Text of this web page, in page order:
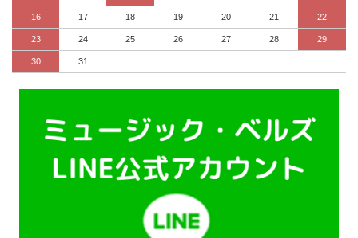
16 17 18 19 20 21 22
23 24 25 26 27 28 29
30 31